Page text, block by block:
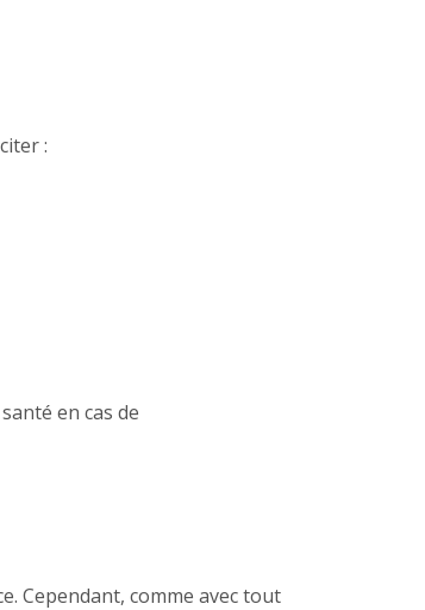
:
en cas de
Cependant, comme avec tout